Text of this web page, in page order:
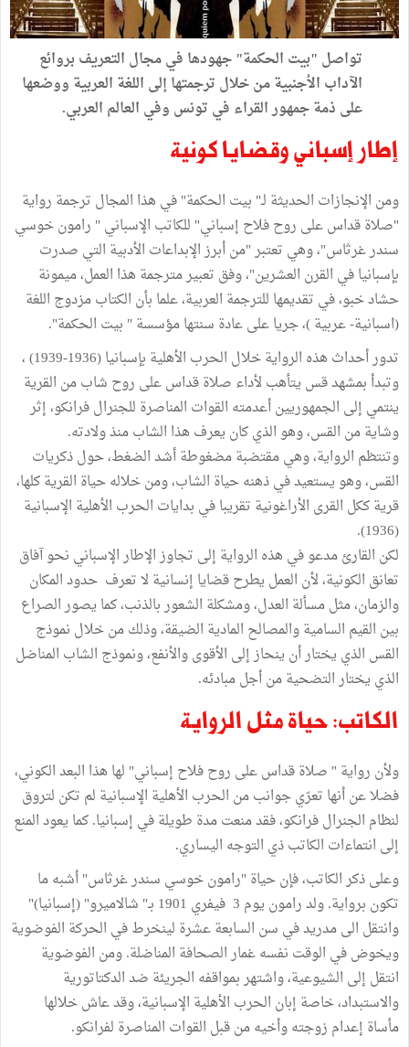
تواصل "بيت الحكمة" جهودها في مجال التعريف بروائع
الآداب الأجنبية من خلال ترجمتها إلى اللغة العربية ووضعها
على ذمة جمهور القراء في تونس وفي العالم العربي.
إطار إسباني وقضايا كونية
ومن الإنجازات الحديثة لـ" بيت الحكمة" في هذا المجال ترجمة رواية
"صلاة قداس على روح فلاح إسباني" للكاتب الإسباني " رامون خوسي
سندر غرثاس"، وهي تعتبر "من أبرز الإبداعات الأدبية التي صدرت
بإسبانيا في القرن العشرين"، وفق تعبير مترجمة هذا العمل، ميمونة
حشاد خبو، في تقديمها للترجمة العربية، علما بأن الكتاب مزدوج اللغة
(اسبانية- عربية )، جريا على عادة سنتها مؤسسة " بيت الحكمة".
تدور أحداث هذه الرواية خلال الحرب الأهلية بإسبانيا (1936-1939) ،
وتبدأ بمشهد قس يتأهب لأداء صلاة قداس على روح شاب من القرية
ينتمي إلى الجمهوريين أعدمته القوات المناصرة للجنرال فرانكو، إثر
وشاية من القس، وهو الذي كان يعرف هذا الشاب منذ ولادته.
وتنتظم الرواية، وهي مقتضبة مضغوطة أشد الضغط، حول ذكريات
القس، وهو يستعيد في ذهنه حياة الشاب، ومن خلاله حياة القرية كلها،
قرية ككل القرى الأراغونية تقريبا في بدايات الحرب الأهلية الإسبانية
(1936).
لكن القارئ مدعو في هذه الرواية إلى تجاوز الإطار الإسباني نحو آفاق
تعانق الكونية، لأن العمل يطرح قضايا إنسانية لا تعرف حدود المكان
والزمان، مثل مسألة العدل، ومشكلة الشعور بالذنب، كما يصور الصراع
بين القيم السامية والمصالح المادية الضيقة، وذلك من خلال نموذج
القس الذي يختار أن ينحاز إلى الأقوى والأنفع، ونموذج الشاب المناضل
الذي يختار التضحية من أجل مبادئه.
الكاتب: حياة مثل الرواية
ولأن رواية " صلاة قداس على روح فلاح إسباني" لها هذا البعد الكوني،
فضلا عن أنها تعرّي جوانب من الحرب الأهلية الإسبانية لم تكن لتروق
لنظام الجنرال فرانكو، فقد منعت مدة طويلة في إسبانيا. كما يعود المنع
إلى انتماءات الكاتب ذي التوجه اليساري.
وعلى ذكر الكاتب، فإن حياة "رامون خوسي سندر غرثاس" أشبه ما
تكون برواية. ولد رامون يوم 3 فيفري 1901 بـ" شالاميرو" (إسبانيا)"
وانتقل الى مدريد في سن السابعة عشرة لينخرط في الحركة الفوضوية
ويخوض في الوقت نفسه غمار الصحافة المناضلة. ومن الفوضوية
انتقل إلى الشيوعية، واشتهر بمواقفه الجريئة ضد الدكتاتورية
والاستبداد، خاصة إبان الحرب الأهلية الإسبانية، وقد عاش خلالها
مأساة إعدام زوجته وأخيه من قبل القوات المناصرة لفرانكو.